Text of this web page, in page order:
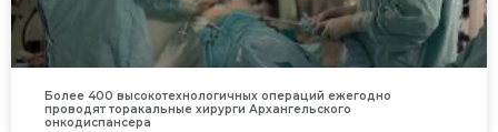
Более 400 высокотехнологичных операций ежегодно
проводят торакальные хирурги Архангельского
онкодиспансера